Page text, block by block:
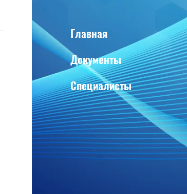
Главная
Документы
Специалисты